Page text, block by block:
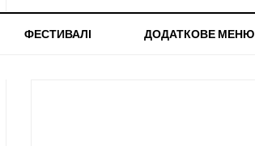
ДОДАТКОВЕ МЕНЮ
ФЕСТИВАЛІ